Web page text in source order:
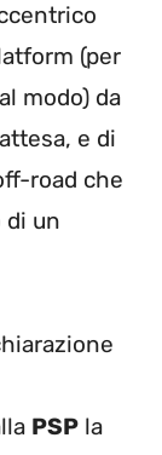
(per
modo) da
e di
road che
di un
PSP la